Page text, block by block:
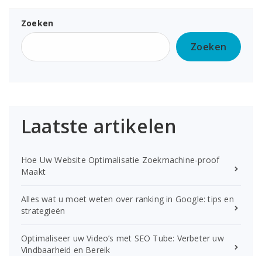
Zoeken
Zoeken
Laatste artikelen
Hoe Uw Website Optimalisatie Zoekmachine-proof
Maakt
Alles wat u moet weten over ranking in Google: tips en
strategieën
Optimaliseer uw Video’s met SEO Tube: Verbeter uw
Vindbaarheid en Bereik